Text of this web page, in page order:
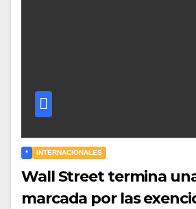
* INTERNACIONALES
Wall Street termina
marcada por las